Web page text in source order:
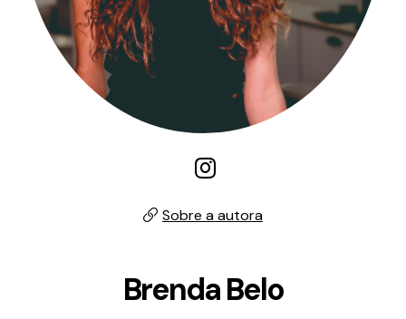
Sobre a autora
Brenda Belo